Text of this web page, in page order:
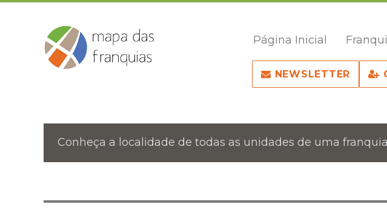
Página Inicial
NEWSLETTER
Conheça a localidade de todas as unidades de uma